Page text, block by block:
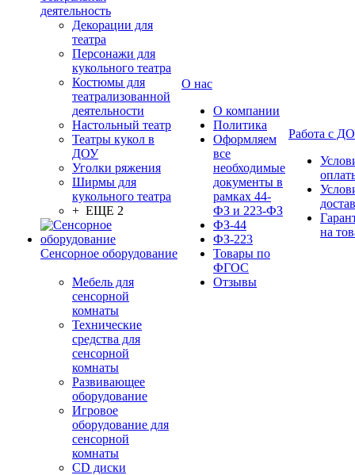
деятельность
Декорации для
театра
Персонажи для
кукольного театра
Костюмы для
театрализованной
деятельности
Настольный театр
Театры кукол в
ДОУ
Уголки ряжения
Ширмы для
кукольного театра
+ ЕЩЕ 2
Сенсорное оборудование
Мебель для
сенсорной
комнаты
Технические
средства для
сенсорной
комнаты
Развивающее
оборудование
Игровое
оборудование для
сенсорной
комнаты
CD диски
О нас
О компании
Политика
Оформляем
все
необходимые
документы в
рамках 44-
ФЗ и 223-ФЗ
ФЗ-44
ФЗ-223
Товары по
ФГОС
Отзывы
Работа с
на